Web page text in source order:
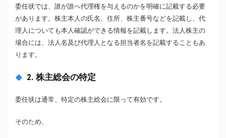
委任状では、誰が誰へ代理権を与えるのかを明確に記載する必要
があります。株主本人の氏名、住所、株主番号などを記載し、代
理人についても本人確認ができる情報を記載します。法人株主の
場合には、法人名及び代理人となる担当者名を記載することもあ
ります。
2. 株主総会の特定
委任状は通常、特定の株主総会に限って有効です。
そのため、